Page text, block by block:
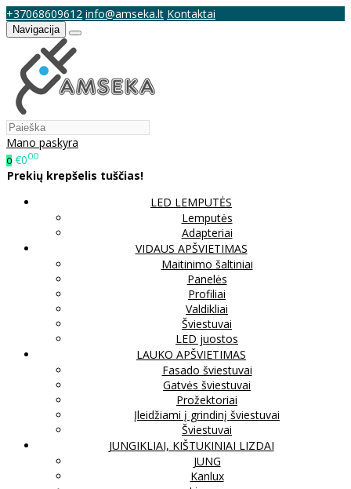
+37068609612 info@amseka.lt Kontaktai
Navigacija
Mano paskyra
0 €000
Prekių krepšelis tuščias!
LED LEMPUTĖS
Lemputės
Adapteriai
VIDAUS APŠVIETIMAS
Maitinimo šaltiniai
Panelės
Profiliai
Valdikliai
Šviestuvai
LED juostos
LAUKO APŠVIETIMAS
Fasado šviestuvai
Gatvės šviestuvai
Prožektoriai
Įleidžiami į grindinį šviestuvai
Šviestuvai
JUNGIKLIAI, KIŠTUKINIAI LIZDAI
JUNG
Kanlux